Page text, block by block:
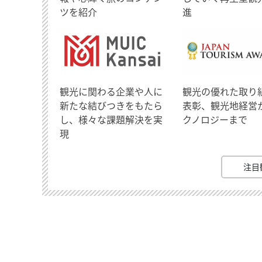
ツを紹介
進
観光に関わる企業や人に
新たな結びつきをもたら
し、様々な課題解決を実
現
観光の優れた取り
表彰、観光地経営
クノロジーまで
注目